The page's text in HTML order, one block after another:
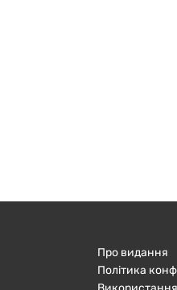
Про видання
Політика